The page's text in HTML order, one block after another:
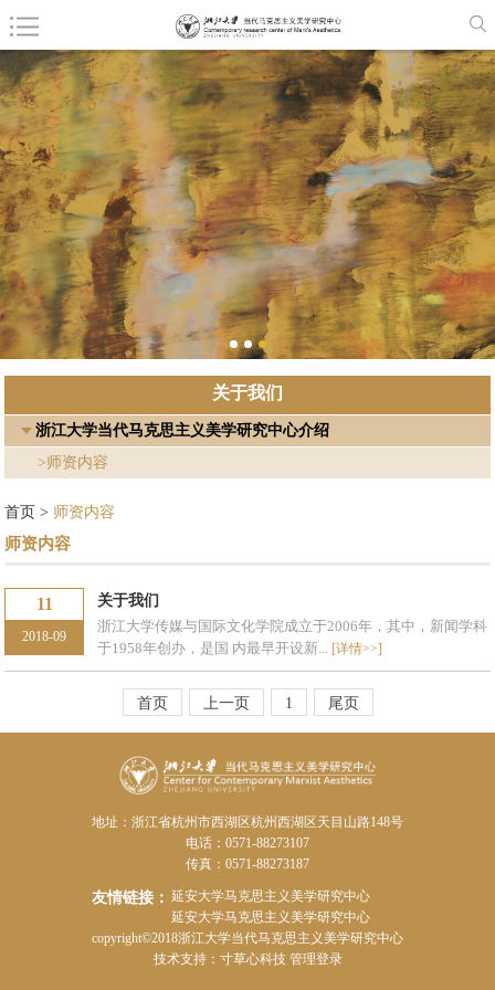
关于我们
浙江大学当代马克思主义美学研究中心介绍
>师资内容
首页 > 师资内容
师资内容
11
2018-09
关于我们
浙江大学传媒与国际文化学院成立于2006年，其中，新闻学科
于1958年创办，是国 内最早开设新... [详情>>]
首页 上一页 1 尾页
地址：浙江省杭州市西湖区杭州西湖区天目山路148号
电话：0571-88273107
传真：0571-88273187
友情链接： 延安大学马克思主义美学研究中心
延安大学马克思主义美学研究中心
copyright©2018浙江大学当代马克思主义美学研究中心
技术支持： 寸草心科技 管理登录